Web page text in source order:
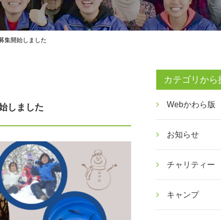
集開始しました
しました
カテゴリから
Webかわら版
お知らせ
チャリティー
キャンプ